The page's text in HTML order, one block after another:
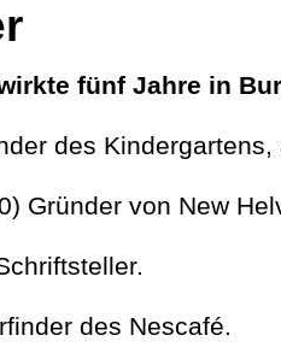
fünf Jahre in
des
Gründer von New
des Nescafé.